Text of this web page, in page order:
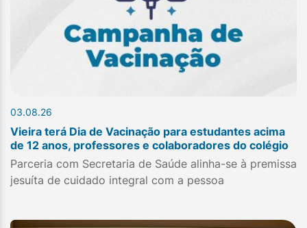
03.08.26
Vieira terá Dia de Vacinação para estudantes acima
de 12 anos, professores e colaboradores do colégio
Parceria com Secretaria de Saúde alinha-se à premissa
jesuíta de cuidado integral com a pessoa